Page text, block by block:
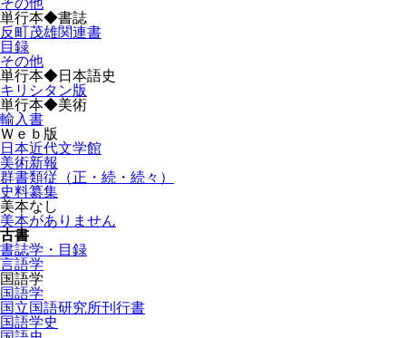
その他
単行本◆書誌
反町茂雄関連書
目録
その他
単行本◆日本語史
キリシタン版
単行本◆美術
輸入書
Ｗｅｂ版
日本近代文学館
美術新報
群書類従（正・続・続々）
史料纂集
美本なし
美本がありません
古書
書誌学・目録
言語学
国語学
国語学
国立国語研究所刊行書
国語学史